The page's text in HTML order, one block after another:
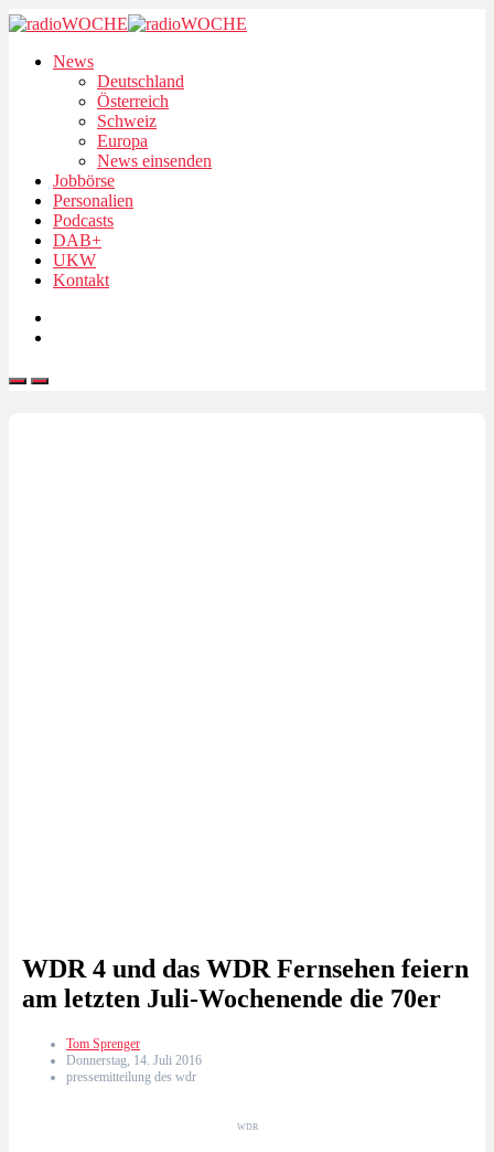
News
Deutschland
Österreich
Schweiz
Europa
News einsenden
Jobbörse
Personalien
Podcasts
DAB+
UKW
Kontakt
WDR 4 und das WDR Fernsehen feiern
am letzten Juli-Wochenende die 70er
Tom Sprenger
Donnerstag, 14. Juli 2016
pressemitteilung des wdr
WDR